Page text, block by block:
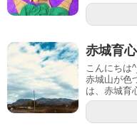
赤城育
こんにちは
赤城山が色
は、赤城育